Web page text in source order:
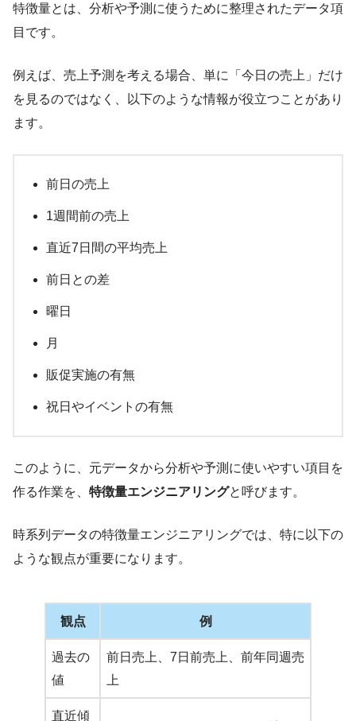
特徴量とは、分析や予測に使うために整理されたデータ項
目です。
例えば、売上予測を考える場合、単に「今日の売上」だけ
を見るのではなく、以下のような情報が役立つことがあり
ます。
前日の売上
1週間前の売上
直近7日間の平均売上
前日との差
曜日
月
販促実施の有無
祝日やイベントの有無
このように、元データから分析や予測に使いやすい項目を
作る作業を、 特徴量エンジニアリングと呼びます。
時系列データの特徴量エンジニアリングでは、特に以下の
ような観点が重要になります。
観点 例
過去の
値
前日売上、7日前売上、前年同週売
上
直近傾